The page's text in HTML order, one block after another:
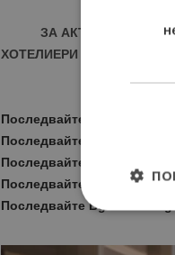
ЗА АКТУАЛНИ
ХОТЕЛИЕРИ -
Последвайте ни за още
Последвайте
Последвайте
Последвайте
ПоследвайтеBgtourism.bg